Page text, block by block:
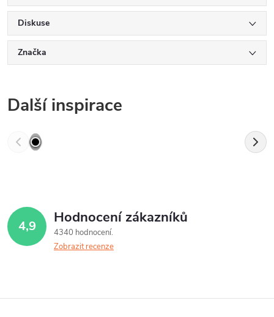
Diskuse
Značka
Další inspirace
4,9 Hodnocení zákazníků
4340 hodnocení
Zobrazit recenze